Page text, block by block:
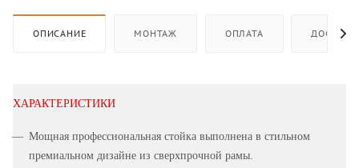
ОПИСАНИЕ МОНТАЖ ОПЛАТА
ХАРАКТЕРИСТИКИ
Мощная профессиональная стойка выполнена в стильном
премиальном дизайне из сверхпрочной рамы.